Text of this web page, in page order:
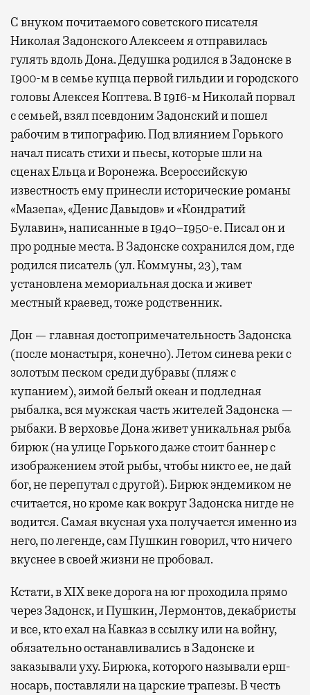
С внуком почитаемого советского писателя
Николая Задонского Алексеем я отправилась
гулять вдоль Дона. Дедушка родился в Задонске в
1900-м в семье купца первой гильдии и городского
головы Алексея Коптева. В 1916-м Николай порвал
с семьей, взял псевдоним Задонский и пошел
рабочим в типографию. Под влиянием Горького
начал писать стихи и пьесы, которые шли на
сценах Ельца и Воронежа. Всероссийскую
известность ему принесли исторические романы
«Мазепа», «Денис Давыдов» и «Кондратий
Булавин», написанные в 1940–1950-е. Писал он и
про родные места. В Задонске сохранился дом, где
родился писатель (ул. Коммуны, 23), там
установлена мемориальная доска и живет
местный краевед, тоже родственник.
Дон — главная достопримечательность Задонска
(после монастыря, конечно). Летом синева реки с
золотым песком среди дубравы (пляж с
купанием), зимой белый океан и подледная
рыбалка, вся мужская часть жителей Задонска —
рыбаки. В верховье Дона живет уникальная рыба
бирюк (на улице Горького даже стоит баннер с
изображением этой рыбы, чтобы никто ее, не дай
бог, не перепутал с другой). Бирюк эндемиком не
считается, но кроме как вокруг Задонска нигде не
водится. Самая вкусная уха получается именно из
него, по легенде, сам Пушкин говорил, что ничего
вкуснее в своей жизни не пробовал.
Кстати, в XIX веке дорога на юг проходила прямо
через Задонск, и Пушкин, Лермонтов, декабристы
и все, кто ехал на Кавказ в ссылку или на войну,
обязательно останавливались в Задонске и
заказывали уху. Бирюка, которого называли ерш-
носарь, поставляли на царские трапезы. В честь